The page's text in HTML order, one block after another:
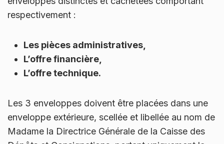
respectivement :
Les pièces administratives,
L’offre financière,
L’offre technique.
Les 3 enveloppes doivent être placées dans une
enveloppe extérieure, scellée et libellée au nom de
Madame la Directrice Générale de la Caisse des